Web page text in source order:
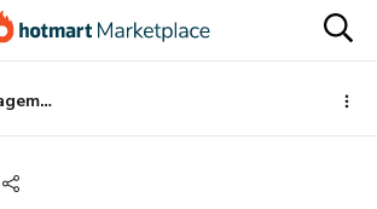
E-book sobre imagem digital para micro empreendedores